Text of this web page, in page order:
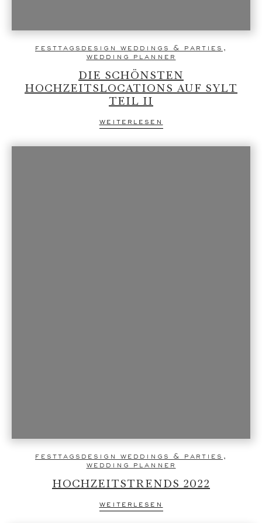
festtagsdesign weddings & parties
,
wedding planner
DIE SCHÖNSTEN
HOCHZEITSLOCATIONS AUF SYLT
TEIL II
weiterlesen
festtagsdesign weddings & parties
,
wedding planner
HOCHZEITSTRENDS 2022
weiterlesen